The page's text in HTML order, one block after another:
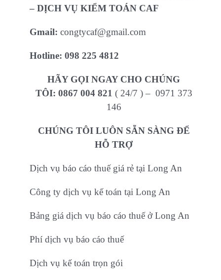
– DỊCH VỤ KIỂM TOÁN CAF
Gmail: congtycaf@gmail.com
Hotline: 098 225 4812
HÃY GỌI NGAY CHO CHÚNG
TÔI: 0867 004 821 ( 24/7 ) – 0971 373
146
CHÚNG TÔI LUÔN SẴN SÀNG ĐỂ
HỖ TRỢ
Dịch vụ báo cáo thuế giá rẻ tại Long An
Công ty dịch vụ kế toán tại Long An
Bảng giá dịch vụ báo cáo thuế ở Long An
Phí dịch vụ báo cáo thuế
Dịch vụ kế toán trọn gói